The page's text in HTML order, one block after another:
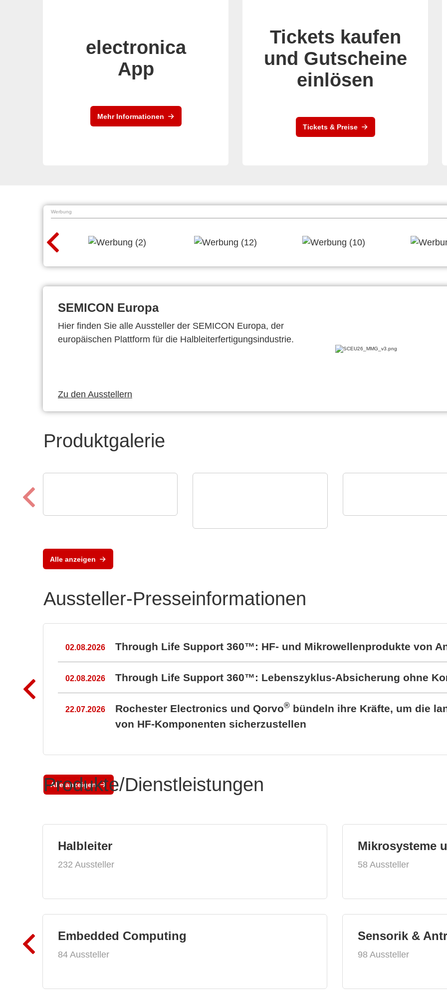
electronica
App
Mehr Informationen
Tickets kaufen
und Gutscheine
einlösen
Tickets & Preise
Werbung
SEMICON Europa
Hier finden Sie alle Aussteller der SEMICON Europa, der
europäischen Plattform für die Halbleiterfertigungsindustrie.
Zu den Ausstellern
Produktgalerie
Alle anzeigen
Aussteller-Presseinformationen
02.08.2026 Through Life Support 360™: HF- und Mikrowellenprodukte von
02.08.2026 Through Life Support 360™: Lebenszyklus-Absicherung ohne
22.07.2026 Rochester Electronics und Qorvo® bündeln ihre Kräfte, um die
von HF-Komponenten sicherzustellen
Alle anzeigen
Produkte/Dienstleistungen
Halbleiter
232 Aussteller
Embedded Computing
84 Aussteller
Mikrosysteme
58 Aussteller
Sensorik &
98 Aussteller